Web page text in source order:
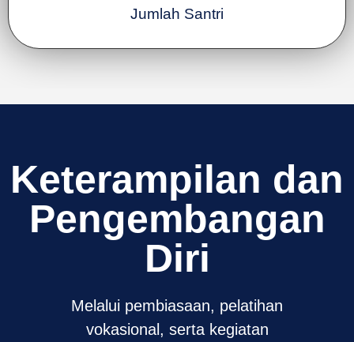
Jumlah Santri
Keterampilan dan
Pengembangan
Diri
Melalui pembiasaan, pelatihan
vokasional, serta kegiatan